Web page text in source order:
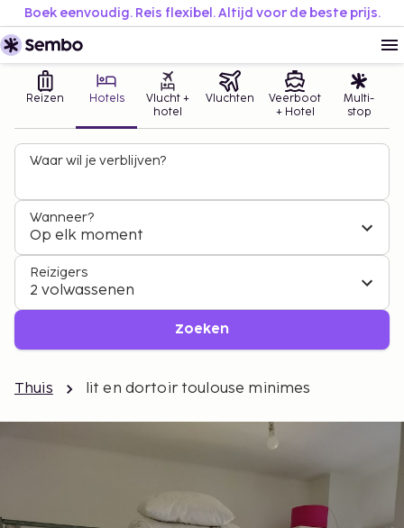
Boek eenvoudig. Reis flexibel. Altijd voor de beste prijs.
Reizen Hotels
Vlucht +
hotel
Vluchten
Veerboot
+ Hotel
Multi-
stop
Waar wil je verblijven?
Wanneer?
Op elk moment
Reizigers
2 volwassenen
Zoeken
Thuis lit en dortoir toulouse minimes